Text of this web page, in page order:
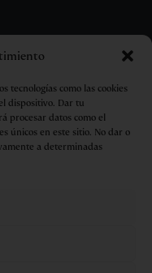
tecnologías como las cookies
dispositivo. Dar tu
procesar datos como el
únicos en este sitio. No dar o
a determinadas